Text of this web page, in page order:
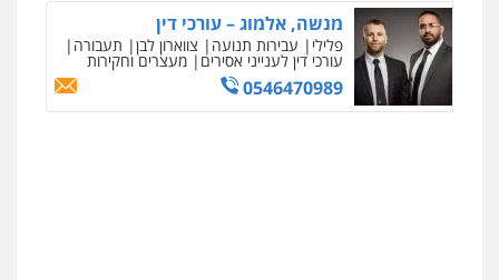
מנשה, אלמוג – עורכי דין
פלילי עבירות תנועה צווארון לבן תעבורה
עורכי דין לענייני אסירים מעצרים וחקירות
0546470989